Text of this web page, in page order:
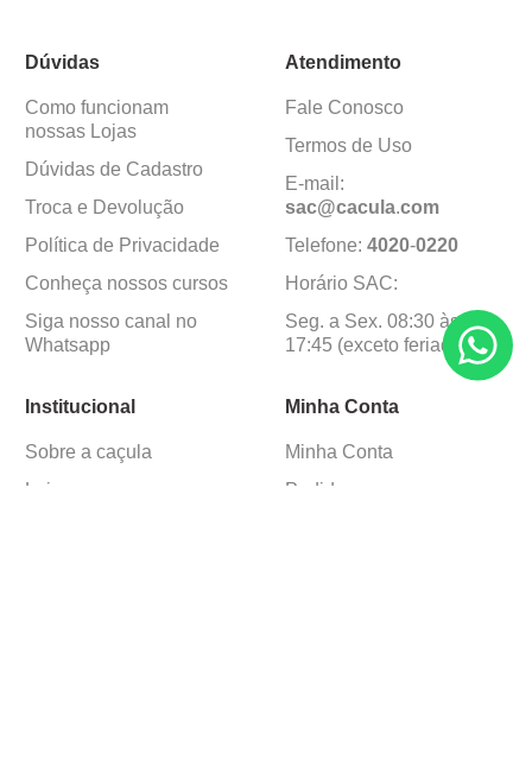
Dúvidas
Como funcionam
nossas Lojas
Dúvidas de Cadastro
Troca e Devolução
Política de Privacidade
Conheça nossos cursos
Siga nosso canal no
Whatsapp
Atendimento
Fale Conosco
Termos de Uso
E-mail:
sac@cacula.com
Telefone: 4020-0220
Horário SAC:
Seg. a Sex. 08:30 às
17:45 (exceto feriados)
Institucional
Sobre a caçula
Lojas
Minha Conta
Minha Conta
Pedidos